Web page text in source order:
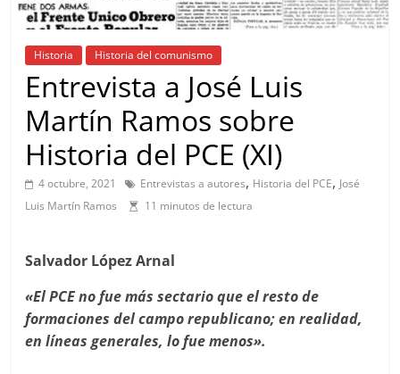
Historia Historia del comunismo
Entrevista a José Luis
Martín Ramos sobre
Historia del PCE (XI)
4 octubre, 2021 Entrevistas a autores, Historia del PCE, José
Luis Martín Ramos
11 minutos de lectura
Salvador López Arnal
«El PCE no fue más sectario que el resto de
formaciones del campo republicano; en realidad,
en líneas generales, lo fue menos».